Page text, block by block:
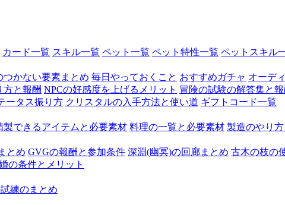
カード一覧 スキル一覧 ペット一覧 ペット特性一覧 ペットスキル
つかない要素まとめ 毎日やっておくこと おすすめガチャ オーデ
方と報酬 NPCの好感度を上げるメリット 冒険の試験の解答集と報
ータス振り方 クリスタルの入手方法と使い道 ギフトコード一覧
製できるアイテムと必要素材 料理の一覧と必要素材 製造のやり
とめ GVGの報酬と参加条件 深淵(幽冥)の回廊まとめ 古木の枝の
の条件とメリット
練のまとめ